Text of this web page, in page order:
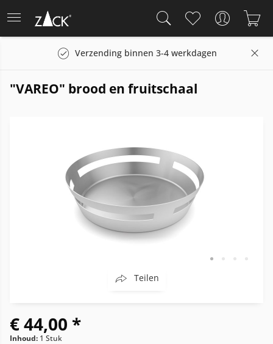
Verzending binnen 3-4 werkdagen
"VAREO" brood en fruitschaal
Teilen
€ 44,00 *
Inhoud: 1 Stuk